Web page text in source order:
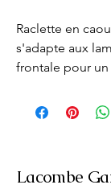
Raclette en
s'adapte aux
frontale pour
Lacombe